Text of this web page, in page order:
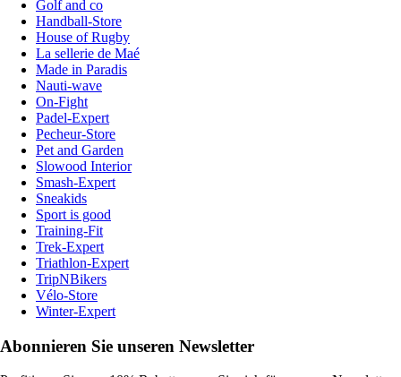
Golf and co
Handball-Store
House of Rugby
La sellerie de Maé
Made in Paradis
Nauti-wave
On-Fight
Padel-Expert
Pecheur-Store
Pet and Garden
Slowood Interior
Smash-Expert
Sneakids
Sport is good
Training-Fit
Trek-Expert
Triathlon-Expert
TripNBikers
Vélo-Store
Winter-Expert
Abonnieren Sie unseren Newsletter